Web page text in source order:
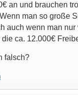
an und brauchen
man so große
auch wenn man
ca. 12.000€
falsch?